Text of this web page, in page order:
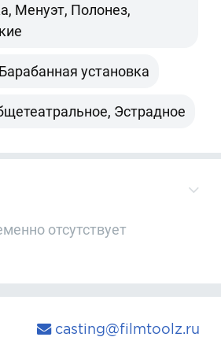
Менуэт, Полонез,
Барабанная установка
Эстрадное
отсутствует
casting@filmtoolz.ru